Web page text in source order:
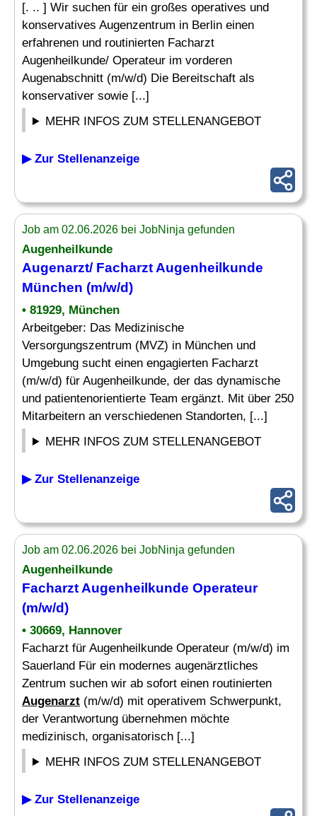
[. .. ] Wir suchen für ein großes operatives und
konservatives Augenzentrum in Berlin einen
erfahrenen und routinierten Facharzt
Augenheilkunde/ Operateur im vorderen
Augenabschnitt (m/w/d) Die Bereitschaft als
konservativer sowie [...]
MEHR INFOS ZUM STELLENANGEBOT
▶ Zur Stellenanzeige
Job am 02.06.2026 bei JobNinja gefunden
Augenheilkunde
Augenarzt/ Facharzt Augenheilkunde
München (m/w/d)
• 81929, München
Arbeitgeber: Das Medizinische
Versorgungszentrum (MVZ) in München und
Umgebung sucht einen engagierten Facharzt
(m/w/d) für Augenheilkunde, der das dynamische
und patientenorientierte Team ergänzt. Mit über 250
Mitarbeitern an verschiedenen Standorten, [...]
MEHR INFOS ZUM STELLENANGEBOT
▶ Zur Stellenanzeige
Job am 02.06.2026 bei JobNinja gefunden
Augenheilkunde
Facharzt Augenheilkunde Operateur
(m/w/d)
• 30669, Hannover
Facharzt für Augenheilkunde Operateur (m/w/d) im
Sauerland Für ein modernes augenärztliches
Zentrum suchen wir ab sofort einen routinierten
Augenarzt (m/w/d) mit operativem Schwerpunkt,
der Verantwortung übernehmen möchte
medizinisch, organisatorisch [...]
MEHR INFOS ZUM STELLENANGEBOT
▶ Zur Stellenanzeige